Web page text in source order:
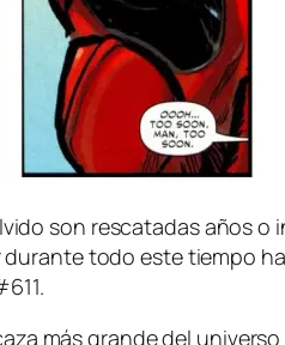
son res­ca­ta­das años o
to­do es­te tiem­po
más gran­de del